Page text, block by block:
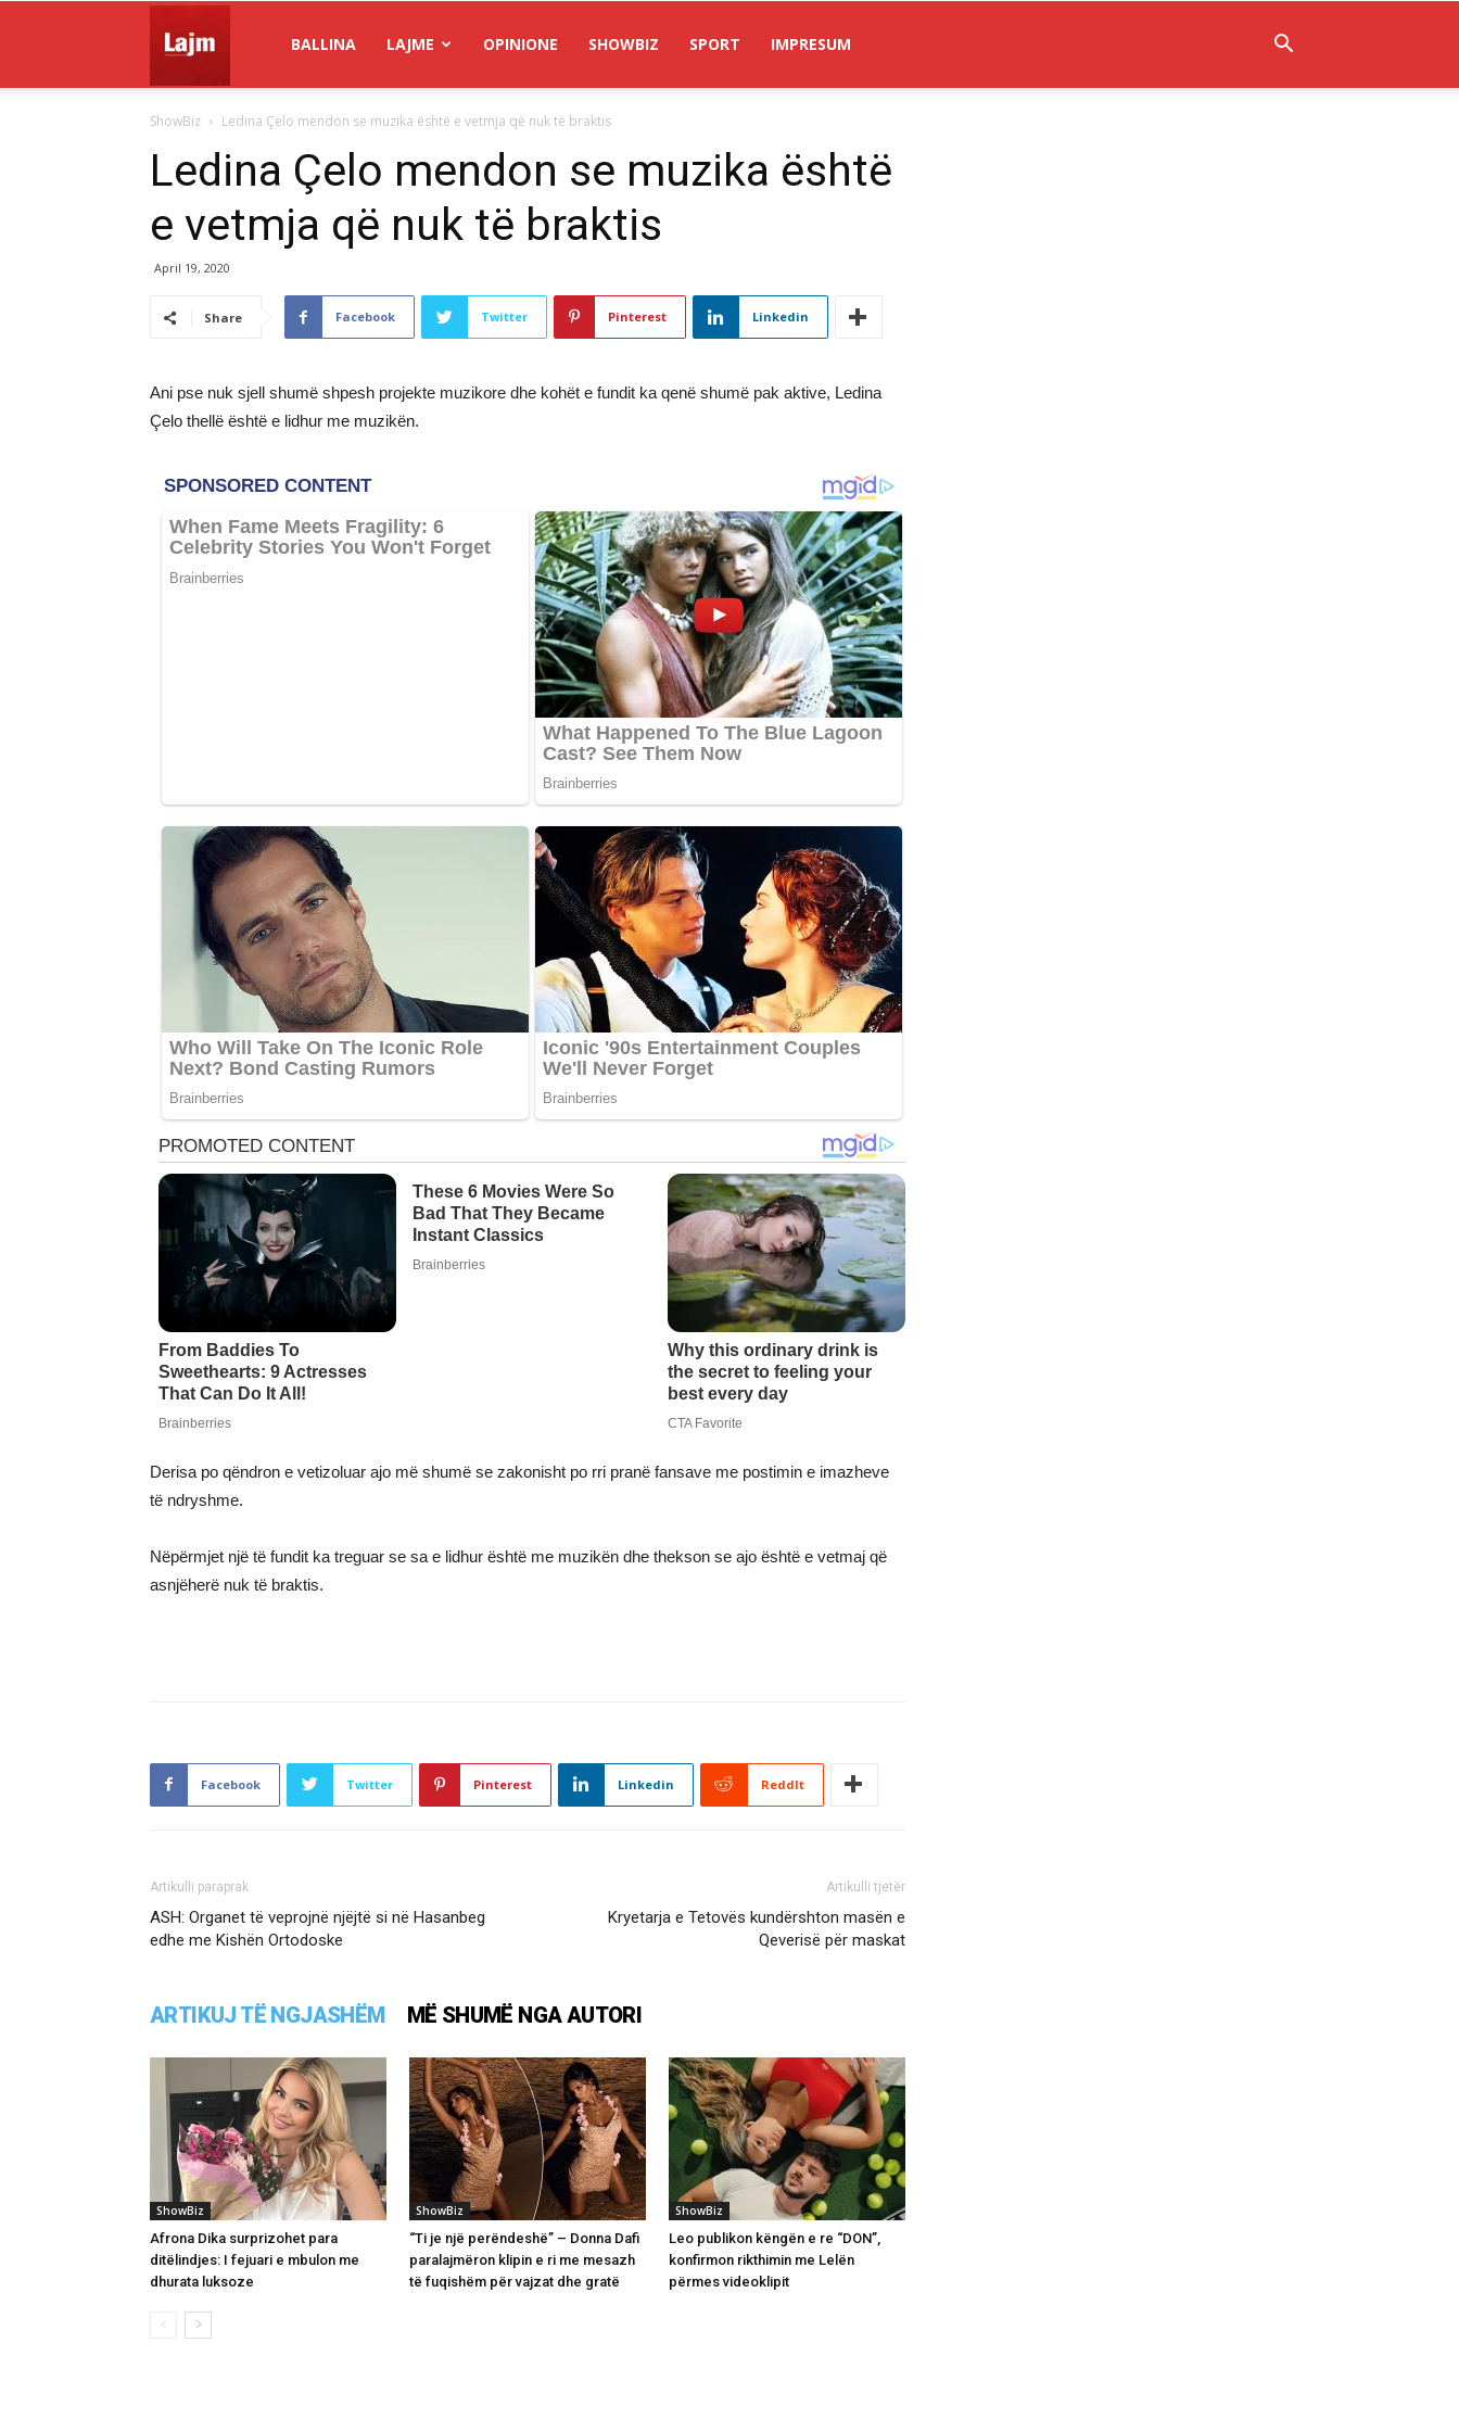
Lajm
BALLINA LAJME OPINIONE SHOWBIZ SPORT IMPRESUM
ShowBiz Ledina Çelo mendon se muzika është e vetmja që nuk të braktis
Ledina Çelo mendon se muzika është
e vetmja që nuk të braktis
April 19, 2020
Share Facebook Twitter Pinterest Linkedin
Ani pse nuk sjell shumë shpesh projekte muzikore dhe kohët e fundit ka qenë shumë pak aktive, Ledina
Çelo thellë është e lidhur me muzikën.
Derisa po qëndron e vetizoluar ajo më shumë se zakonisht po rri pranë fansave me postimin e imazheve
të ndryshme.
Nëpërmjet një të fundit ka treguar se sa e lidhur është me muzikën dhe thekson se ajo është e vetmaj që
asnjëherë nuk të braktis.
Facebook Twitter Pinterest Linkedin ReddIt
Artikulli paraprak
ASH: Organet të veprojnë njëjtë si në Hasanbeg
edhe me Kishën Ortodoske
Artikulli tjetër
Kryetarja e Tetovës kundërshton masën e
Qeverisë për maskat
ARTIKUJ TË NGJASHËM MË SHUMË NGA AUTORI
ShowBiz
Afrona Dika surprizohet para
ditëlindjes: I fejuari e mbulon me
dhurata luksoze
ShowBiz
“Ti je një perëndeshë” – Donna Dafi
paralajmëron klipin e ri me mesazh
të fuqishëm për vajzat dhe gratë
ShowBiz
Leo publikon këngën e re “DON”,
konfirmon rikthimin me Lelën
përmes videoklipit